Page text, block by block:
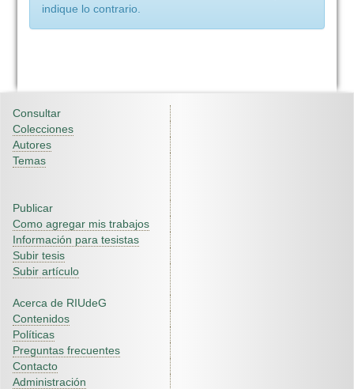
indique lo contrario.
Consultar
Colecciones
Autores
Temas
Publicar
Como agregar mis trabajos
Información para tesistas
Subir tesis
Subir artículo
Acerca de RIUdeG
Contenidos
Políticas
Preguntas frecuentes
Contacto
Administración